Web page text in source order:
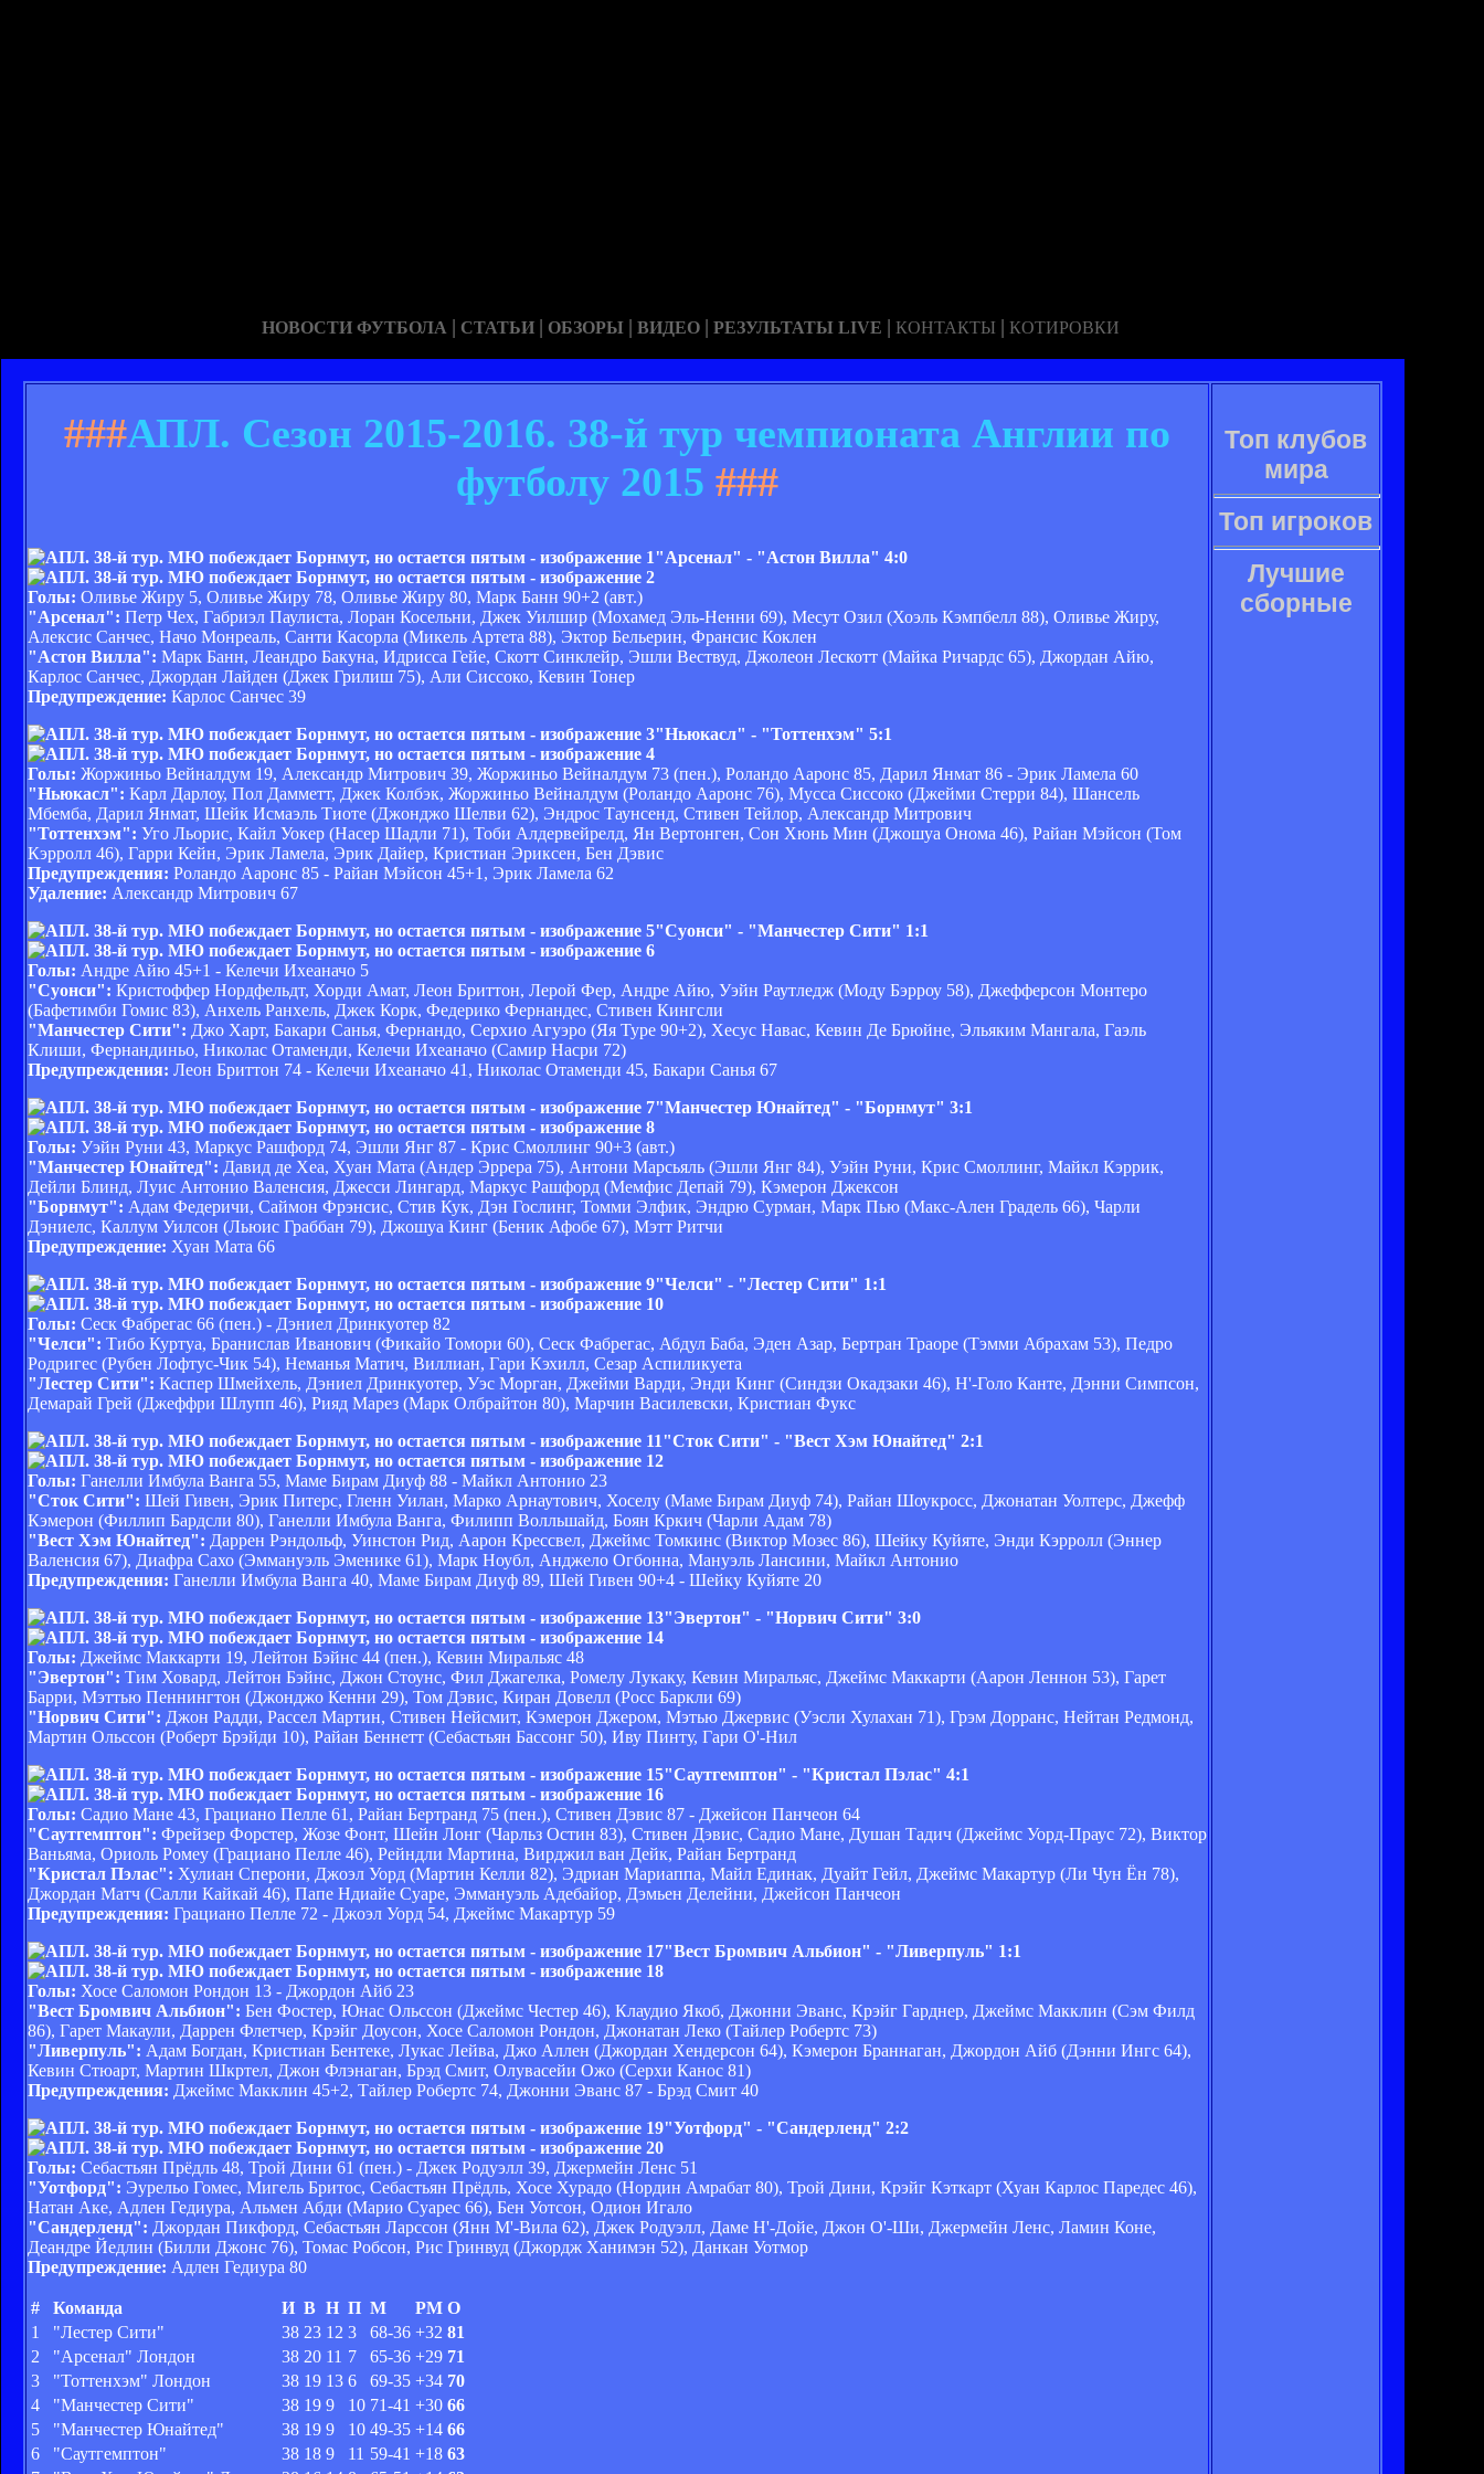
НОВОСТИ ФУТБОЛА | СТАТЬИ | ОБЗОРЫ | ВИДЕО | РЕЗУЛЬТАТЫ LIVE | КОНТАКТЫ | КОТИРОВКИ
###АПЛ. Сезон 2015-2016. 38-й тур чемпионата Англии по
футболу 2015 ###
"Арсенал" - "Астон Вилла" 4:0
Голы: Оливье Жиру 5, Оливье Жиру 78, Оливье Жиру 80, Марк Банн 90+2 (авт.)
"Арсенал": Петр Чех, Габриэл Паулиста, Лоран Косельни, Джек Уилшир (Мохамед Эль-Ненни 69), Месут Озил (Хоэль Кэмпбелл 88), Оливье Жиру,
Алексис Санчес, Начо Монреаль, Санти Касорла (Микель Артета 88), Эктор Бельерин, Франсис Коклен
"Астон Вилла": Марк Банн, Леандро Бакуна, Идрисса Гейе, Скотт Синклейр, Эшли Вествуд, Джолеон Лескотт (Майка Ричардс 65), Джордан Айю,
Карлос Санчес, Джордан Лайден (Джек Грилиш 75), Али Сиссоко, Кевин Тонер
Предупреждение: Карлос Санчес 39
"Ньюкасл" - "Тоттенхэм" 5:1
Голы: Жоржиньо Вейналдум 19, Александр Митрович 39, Жоржиньо Вейналдум 73 (пен.), Роландо Ааронс 85, Дарил Янмат 86 - Эрик Ламела 60
"Ньюкасл": Карл Дарлоу, Пол Дамметт, Джек Колбэк, Жоржиньо Вейналдум (Роландо Ааронс 76), Мусса Сиссоко (Джейми Стерри 84), Шансель
Мбемба, Дарил Янмат, Шейк Исмаэль Тиоте (Джонджо Шелви 62), Эндрос Таунсенд, Стивен Тейлор, Александр Митрович
"Тоттенхэм": Уго Льорис, Кайл Уокер (Насер Шадли 71), Тоби Алдервейрелд, Ян Вертонген, Сон Хюнь Мин (Джошуа Онома 46), Райан Мэйсон (Том
Кэрролл 46), Гарри Кейн, Эрик Ламела, Эрик Дайер, Кристиан Эриксен, Бен Дэвис
Предупреждения: Роландо Ааронс 85 - Райан Мэйсон 45+1, Эрик Ламела 62
Удаление: Александр Митрович 67
"Суонси" - "Манчестер Сити" 1:1
Голы: Андре Айю 45+1 - Келечи Ихеаначо 5
"Суонси": Кристоффер Нордфельдт, Хорди Амат, Леон Бриттон, Лерой Фер, Андре Айю, Уэйн Раутледж (Моду Бэрроу 58), Джефферсон Монтеро
(Бафетимби Гомис 83), Анхель Ранхель, Джек Корк, Федерико Фернандес, Стивен Кингсли
"Манчестер Сити": Джо Харт, Бакари Санья, Фернандо, Серхио Агуэро (Яя Туре 90+2), Хесус Навас, Кевин Де Брюйне, Эльяким Мангала, Гаэль
Клиши, Фернандиньо, Николас Отаменди, Келечи Ихеаначо (Самир Насри 72)
Предупреждения: Леон Бриттон 74 - Келечи Ихеаначо 41, Николас Отаменди 45, Бакари Санья 67
"Манчестер Юнайтед" - "Борнмут" 3:1
Голы: Уэйн Руни 43, Маркус Рашфорд 74, Эшли Янг 87 - Крис Смоллинг 90+3 (авт.)
"Манчестер Юнайтед": Давид де Хеа, Хуан Мата (Андер Эррера 75), Антони Марсьяль (Эшли Янг 84), Уэйн Руни, Крис Смоллинг, Майкл Кэррик,
Дейли Блинд, Луис Антонио Валенсия, Джесси Лингард, Маркус Рашфорд (Мемфис Депай 79), Кэмерон Джексон
"Борнмут": Адам Федеричи, Саймон Фрэнсис, Стив Кук, Дэн Гослинг, Томми Элфик, Эндрю Сурман, Марк Пью (Макс-Ален Градель 66), Чарли
Дэниелс, Каллум Уилсон (Льюис Граббан 79), Джошуа Кинг (Беник Афобе 67), Мэтт Ритчи
Предупреждение: Хуан Мата 66
"Челси" - "Лестер Сити" 1:1
Голы: Сеск Фабрегас 66 (пен.) - Дэниел Дринкуотер 82
"Челси": Тибо Куртуа, Бранислав Иванович (Фикайо Томори 60), Сеск Фабрегас, Абдул Баба, Эден Азар, Бертран Траоре (Тэмми Абрахам 53), Педро
Родригес (Рубен Лофтус-Чик 54), Неманья Матич, Виллиан, Гари Кэхилл, Сезар Аспиликуета
"Лестер Сити": Каспер Шмейхель, Дэниел Дринкуотер, Уэс Морган, Джейми Варди, Энди Кинг (Синдзи Окадзаки 46), Н'-Голо Канте, Дэнни Симпсон,
Демарай Грей (Джеффри Шлупп 46), Рияд Марез (Марк Олбрайтон 80), Марчин Василевски, Кристиан Фукс
"Сток Сити" - "Вест Хэм Юнайтед" 2:1
Голы: Ганелли Имбула Ванга 55, Маме Бирам Диуф 88 - Майкл Антонио 23
"Сток Сити": Шей Гивен, Эрик Питерс, Гленн Уилан, Марко Арнаутович, Хоселу (Маме Бирам Диуф 74), Райан Шоукросс, Джонатан Уолтерс, Джефф
Кэмерон (Филлип Бардсли 80), Ганелли Имбула Ванга, Филипп Волльшайд, Боян Кркич (Чарли Адам 78)
"Вест Хэм Юнайтед": Даррен Рэндольф, Уинстон Рид, Аарон Крессвел, Джеймс Томкинс (Виктор Мозес 86), Шейку Куйяте, Энди Кэрролл (Эннер
Валенсия 67), Диафра Сахо (Эммануэль Эменике 61), Марк Ноубл, Анджело Огбонна, Мануэль Лансини, Майкл Антонио
Предупреждения: Ганелли Имбула Ванга 40, Маме Бирам Диуф 89, Шей Гивен 90+4 - Шейку Куйяте 20
"Эвертон" - "Норвич Сити" 3:0
Голы: Джеймс Маккарти 19, Лейтон Бэйнс 44 (пен.), Кевин Миральяс 48
"Эвертон": Тим Ховард, Лейтон Бэйнс, Джон Стоунс, Фил Джагелка, Ромелу Лукаку, Кевин Миральяс, Джеймс Маккарти (Аарон Леннон 53), Гарет
Барри, Мэттью Пеннингтон (Джонджо Кенни 29), Том Дэвис, Киран Довелл (Росс Баркли 69)
"Норвич Сити": Джон Радди, Рассел Мартин, Стивен Нейсмит, Кэмерон Джером, Мэтью Джервис (Уэсли Хулахан 71), Грэм Дорранс, Нейтан Редмонд,
Мартин Ольссон (Роберт Брэйди 10), Райан Беннетт (Себастьян Бассонг 50), Иву Пинту, Гари О'-Нил
"Саутгемптон" - "Кристал Пэлас" 4:1
Голы: Садио Мане 43, Грациано Пелле 61, Райан Бертранд 75 (пен.), Стивен Дэвис 87 - Джейсон Панчеон 64
"Саутгемптон": Фрейзер Форстер, Жозе Фонт, Шейн Лонг (Чарльз Остин 83), Стивен Дэвис, Садио Мане, Душан Тадич (Джеймс Уорд-Праус 72), Виктор
Ваньяма, Ориоль Ромеу (Грациано Пелле 46), Рейндли Мартина, Вирджил ван Дейк, Райан Бертранд
"Кристал Пэлас": Хулиан Сперони, Джоэл Уорд (Мартин Келли 82), Эдриан Мариаппа, Майл Единак, Дуайт Гейл, Джеймс Макартур (Ли Чун Ён 78),
Джордан Матч (Салли Кайкай 46), Папе Ндиайе Суаре, Эммануэль Адебайор, Дэмьен Делейни, Джейсон Панчеон
Предупреждения: Грациано Пелле 72 - Джоэл Уорд 54, Джеймс Макартур 59
"Вест Бромвич Альбион" - "Ливерпуль" 1:1
Голы: Хосе Саломон Рондон 13 - Джордон Айб 23
"Вест Бромвич Альбион": Бен Фостер, Юнас Ольссон (Джеймс Честер 46), Клаудио Якоб, Джонни Эванс, Крэйг Гарднер, Джеймс Макклин (Сэм Филд
86), Гарет Макаули, Даррен Флетчер, Крэйг Доусон, Хосе Саломон Рондон, Джонатан Леко (Тайлер Робертс 73)
"Ливерпуль": Адам Богдан, Кристиан Бентеке, Лукас Лейва, Джо Аллен (Джордан Хендерсон 64), Кэмерон Браннаган, Джордон Айб (Дэнни Ингс 64),
Кевин Стюарт, Мартин Шкртел, Джон Флэнаган, Брэд Смит, Олувасейи Ожо (Серхи Канос 81)
Предупреждения: Джеймс Макклин 45+2, Тайлер Робертс 74, Джонни Эванс 87 - Брэд Смит 40
"Уотфорд" - "Сандерленд" 2:2
Голы: Себастьян Прёдль 48, Трой Дини 61 (пен.) - Джек Родуэлл 39, Джермейн Ленс 51
"Уотфорд": Эурельо Гомес, Мигель Бритос, Себастьян Прёдль, Хосе Хурадо (Нордин Амрабат 80), Трой Дини, Крэйг Кэткарт (Хуан Карлос Паредес 46),
Натан Аке, Адлен Гедиура, Альмен Абди (Марио Суарес 66), Бен Уотсон, Одион Игало
"Сандерленд": Джордан Пикфорд, Себастьян Ларссон (Янн М'-Вила 62), Джек Родуэлл, Даме Н'-Дойе, Джон О'-Ши, Джермейн Ленс, Ламин Коне,
Деандре Йедлин (Билли Джонс 76), Томас Робсон, Рис Гринвуд (Джордж Ханимэн 52), Данкан Уотмор
Предупреждение: Адлен Гедиура 80
# Команда И В Н П М РМ О
1
"Лестер Сити" 38 23 12 3 68-36 +32 81
2
"Арсенал" Лондон 38 20 11 7 65-36 +29 71
3
"Тоттенхэм" Лондон 38 19 13 6 69-35 +34 70
4
"Манчестер Сити" 38 19 9 10 71-41 +30 66
5
"Манчестер Юнайтед" 38 19 9 10 49-35 +14 66
6
"Саутгемптон" 38 18 9 11 59-41 +18 63
Топ клубов
мира
Топ игроков
Лучшие
сборные